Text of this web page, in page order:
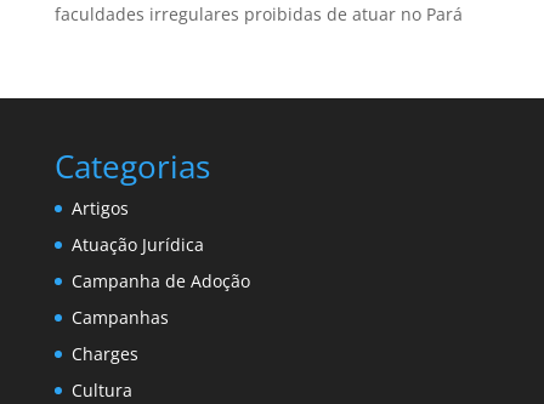
faculdades irregulares proibidas de atuar no Pará
Categorias
Artigos
Atuação Jurídica
Campanha de Adoção
Campanhas
Charges
Cultura